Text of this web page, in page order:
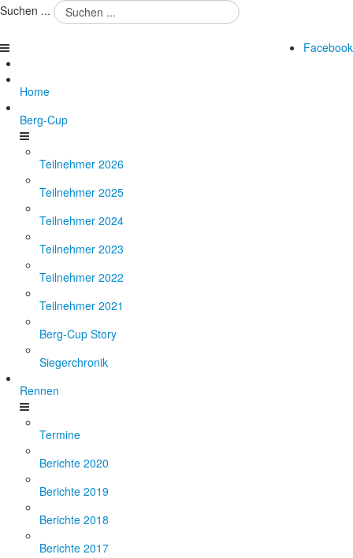
Suchen ...
Facebook
Home
Berg-Cup
Teilnehmer 2026
Teilnehmer 2025
Teilnehmer 2024
Teilnehmer 2023
Teilnehmer 2022
Teilnehmer 2021
Berg-Cup Story
Siegerchronik
Rennen
Termine
Berichte 2020
Berichte 2019
Berichte 2018
Berichte 2017